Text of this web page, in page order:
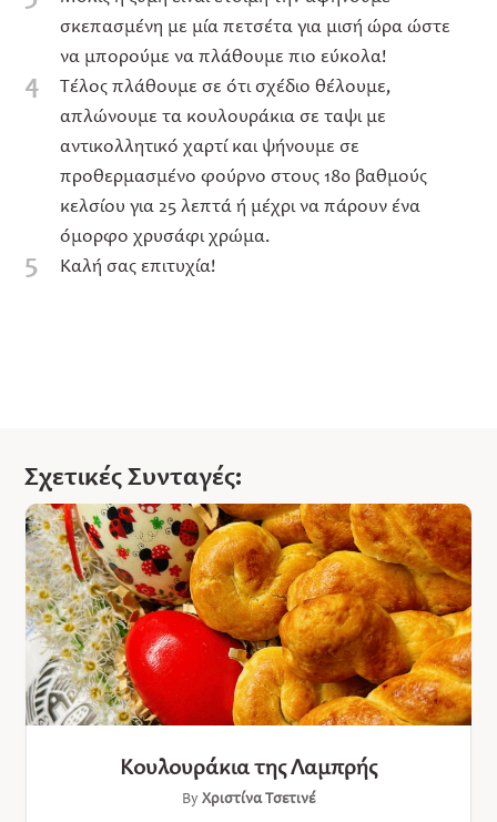
σκεπασμένη με μία πετσέτα για μισή ώρα ώστε
να μπορούμε να πλάθουμε πιο εύκολα!
4
Τέλος πλάθουμε σε ότι σχέδιο θέλουμε,
απλώνουμε τα κουλουράκια σε ταψι με
αντικολλητικό χαρτί και ψήνουμε σε
προθερμασμένο φούρνο στους 180 βαθμούς
κελσίου για 25 λεπτά ή μέχρι να πάρουν ένα
όμορφο χρυσάφι χρώμα.
5 Καλή σας επιτυχία!
Σχετικές Συνταγές:
Κουλουράκια της Λαμπρής
By Χριστίνα Τσετινέ